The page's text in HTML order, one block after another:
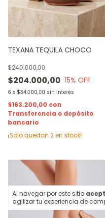
Al navegar por este sitio
agilizar tu experiencia de
TEXANA TEQUILA CHOCO
$204.000,00
$240.000,00
15% OFF
6 x $34.000,00 sin interés
$163.200,00 con
Transferencia o depósito
bancario
¡Solo quedan 2en stock!